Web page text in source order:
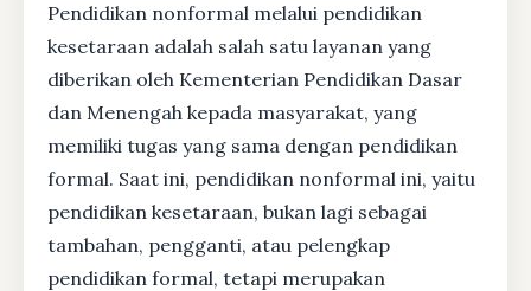
Pendidikan nonformal melalui pendidikan
kesetaraan adalah salah satu layanan yang
diberikan oleh Kementerian Pendidikan Dasar
dan Menengah kepada masyarakat, yang
memiliki tugas yang sama dengan pendidikan
formal. Saat ini, pendidikan nonformal ini, yaitu
pendidikan kesetaraan, bukan lagi sebagai
tambahan, pengganti, atau pelengkap
pendidikan formal, tetapi merupakan